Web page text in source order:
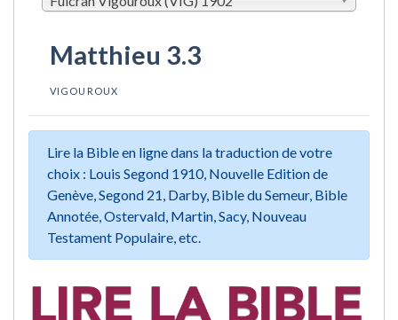
Matthieu 3.3
VIGOUROUX
Lire la Bible en ligne dans la traduction de votre
choix : Louis Segond 1910, Nouvelle Edition de
Genève, Segond 21, Darby, Bible du Semeur, Bible
Annotée, Ostervald, Martin, Sacy, Nouveau
Testament Populaire, etc.